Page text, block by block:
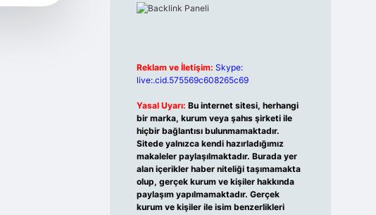
Reklam ve İletişim: Skype:
live:.cid.575569c608265c69
Yasal Uyarı: Bu internet sitesi, herhangi
bir marka, kurum veya şahıs şirketi ile
hiçbir bağlantısı bulunmamaktadır.
Sitede yalnızca kendi hazırladığımız
makaleler paylaşılmaktadır. Burada yer
alan içerikler haber niteliği taşımamakta
olup, gerçek kurum ve kişiler hakkında
paylaşım yapılmamaktadır. Gerçek
kurum ve kişiler ile isim benzerlikleri